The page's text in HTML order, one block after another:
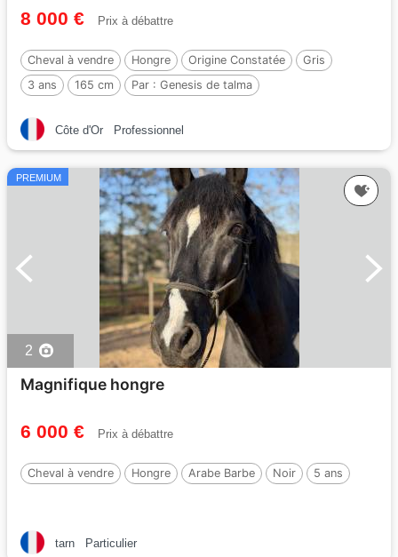
8 000 € Prix à débattre
Cheval à vendre Hongre Origine Constatée
Gris
3 ans
165 cm Par : Genesis de talma
Côte d'Or Professionnel
PREMIUM
2
Magnifique hongre
6 000 € Prix à débattre
Cheval à vendre Hongre Arabe Barbe Noir 5 ans
tarn Particulier